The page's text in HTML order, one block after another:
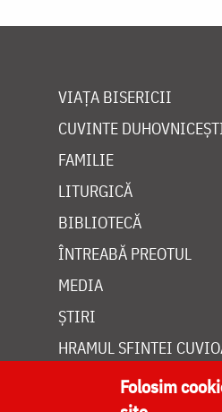
VIAȚA BISERICII
CUVINTE
FAMILIE
LITURGICĂ
BIBLIOTECĂ
ÎNTREABĂ PREOTUL
MEDIA
ȘTIRI
HRAMUL SFINTEI
Folosim